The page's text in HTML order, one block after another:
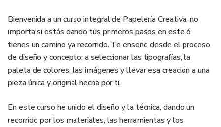
Bienvenida a un curso integral de Papelería Creativa, no
importa si estás dando tus primeros pasos en este ó
tienes un camino ya recorrido. Te enseño desde el proceso
de diseño y concepto; a seleccionar las tipografías, la
paleta de colores, las imágenes y llevar esa creación a una
pieza única y original hecha por ti.
En este curso he unido el diseño y la técnica, dando un
recorrido por los materiales, las herramientas y los